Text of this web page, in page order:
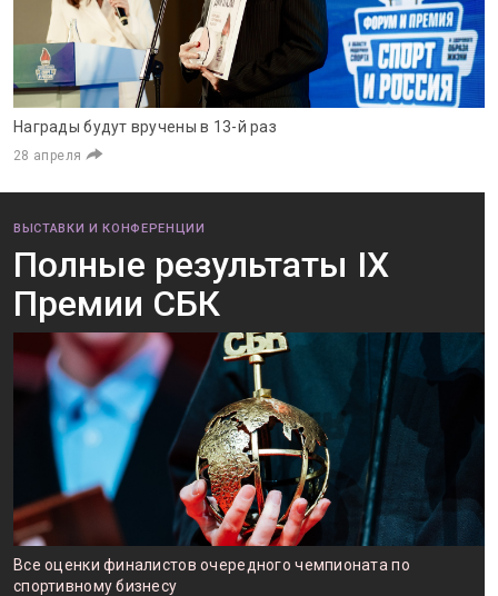
Награды будут вручены в 13-й раз
28 апреля
ВЫСТАВКИ И КОНФЕРЕНЦИИ
Полные результаты IX
Премии СБК
Все оценки финалистов очередного чемпионата по
спортивному бизнесу